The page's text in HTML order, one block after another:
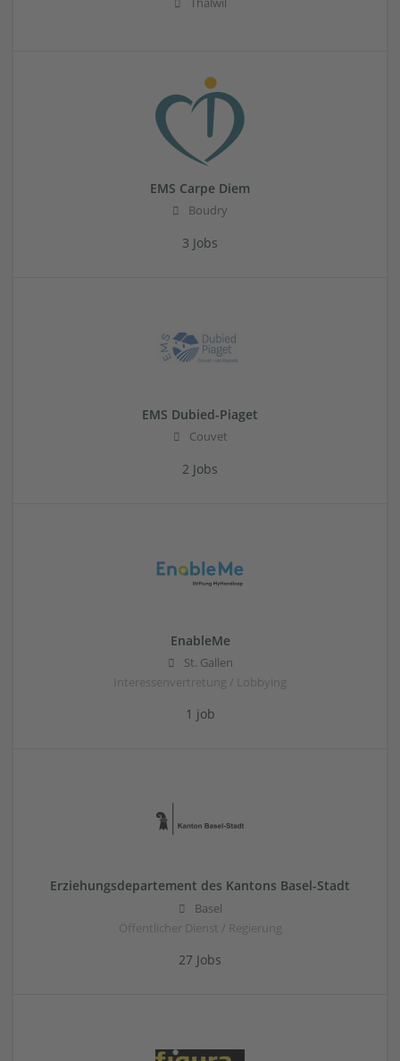
EMS Carpe Diem
Boudry
3 Jobs
EMS Dubied-Piaget
Couvet
2 Jobs
EnableMe
St. Gallen
Interessenvertretung / Lobbying
1 job
Erziehungsdepartement des Kantons Basel-Stadt
Basel
Öffentlicher Dienst / Regierung
27 Jobs